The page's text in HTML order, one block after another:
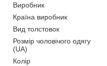
Виробник
Країна виробник
Вид толстовок
Розмір чоловічого одягу
(UA)
Колір